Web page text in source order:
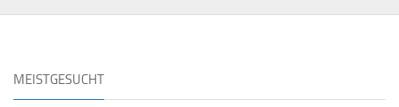
MEISTGESUCHT